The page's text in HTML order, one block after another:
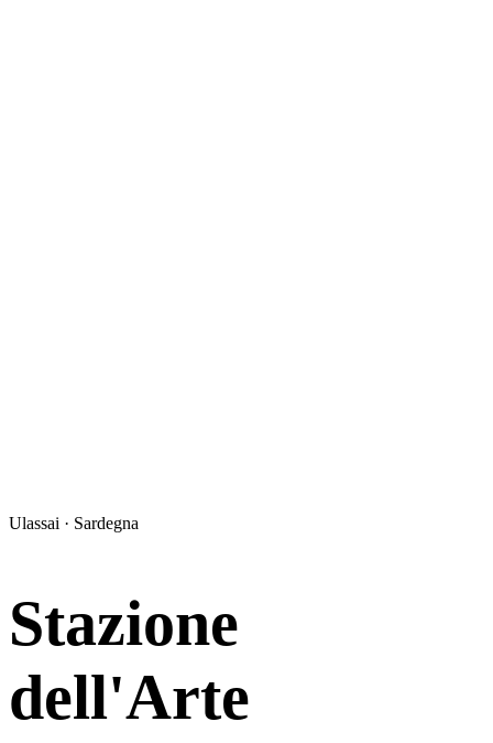
Ulassai · Sardegna
Stazione
dell'Arte